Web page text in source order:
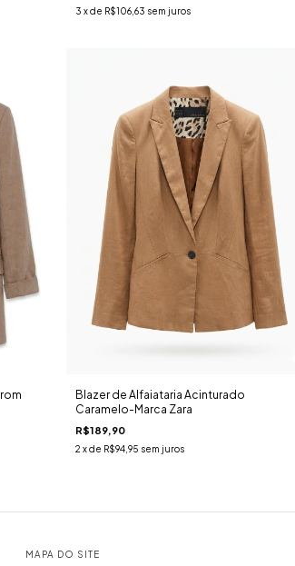
3 x de R$106,63 sem juros
Blazer de Alfaiataria Acinturado
Caramelo-Marca Zara
R$189,90
2 x de R$94,95 sem juros
MAPA DO SITE